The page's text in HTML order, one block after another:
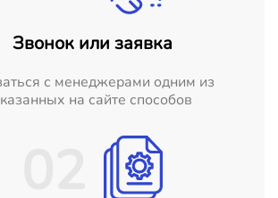
Звонок или заявка
с менеджерами одним из
на сайте способов